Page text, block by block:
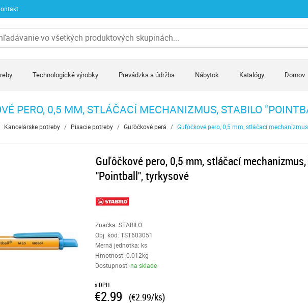
Technologické výrobky Prevádzka a údržba Nábytok Katalógy Domov
PERO, 0,5 MM, STLÁČACÍ MECHANIZMUS, STABILO
Kancelárske potreby / Písacie potreby / Guľôčkové perá / Guľôčkové pero, 0,5 mm, stláčací
Guľôčkové pero, 0,5 mm, stláčací mechanizmus,
"Pointball", tyrkysové
Značka: STABILO
Obj. kód: TST603051
Merná jednotka: ks
Hmotnosť: 0.012kg
Dostupnosť: na sklade
s DPH
€2.99 (€2.99/ks)